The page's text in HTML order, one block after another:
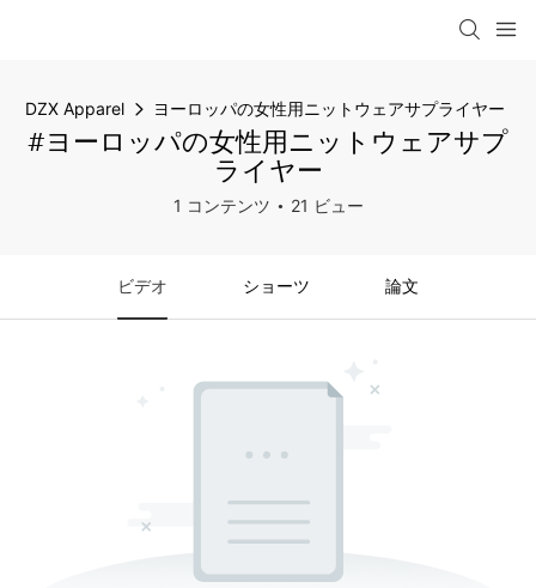
DZX Apparel ヨーロッパの女性用ニットウェアサプライヤー
#ヨーロッパの女性用ニットウェアサプ
ライヤー
1 コンテンツ 21 ビュー
ビデオ ショーツ 論文